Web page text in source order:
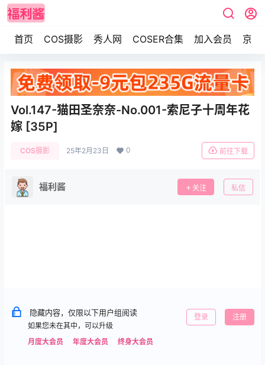
首页 COS摄影 秀人网 COSER合集 加入会员 京东
Vol.147-猫田圣奈奈-No.001-索尼子十周年花
嫁 [35P]
COS摄影 25年2月23日 0 前往下载
福利酱 关注 私信
隐藏内容，仅限以下用户组阅读
如果您未在其中，可以升级
月度大会员
年度大会员 终身大会员
登录 注册